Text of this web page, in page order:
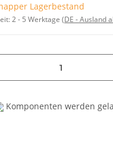
Lagerbestand
2 - 5 Werktage (DE - Ausland
Komponenten werden